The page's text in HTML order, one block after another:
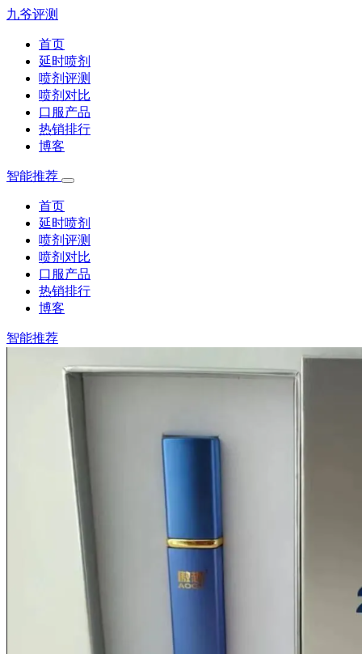
九爷评测
首页
延时喷剂
喷剂评测
喷剂对比
口服产品
热销排行
博客
智能推荐
首页
延时喷剂
喷剂评测
喷剂对比
口服产品
热销排行
博客
智能推荐